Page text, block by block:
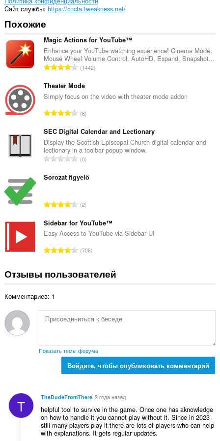
Cайт службы https://cncta.tweakness.net/
Похожие
Magic Actions for YouTube™
Enhance your YouTube watching experience! Cinema Mode,
Mouse Wheel Volume Control, AutoHD, Expand, Snapshot...
В
е
г
о
е
н
о
к
:
1442
Theater Mode
Simply focus on the video with theater mode addon
В
е
г
о
о
е
о
к
:
8
SEC Digital Calendar and Lectionary
Display the Scottish Episcopal Church digital calendar and
lectionary in a toolbar popup window.
В
е
о
е
н
о
к
0
Sorozat figyelő
В
е
г
о
е
н
:
2
Sidebar for YouTube™
Easy Access to YouTube via Sidebar UI
В
г
ц
е
к
:
708
Отзывы пользователей
Комментариев: 1
Показать темы форума
Войдите, чтобы опубликовать комментарий
T TheDudeFromThere 2 года назад
helpful tool to survive in the game. Once one has aknowledge
on how to handle it you cannot play without it. Since in 2023
still many players play it there are lots of players who can help
with explanations. It gets regular updates.